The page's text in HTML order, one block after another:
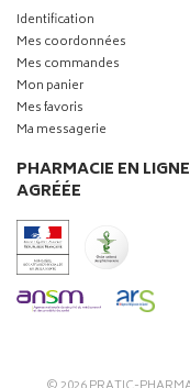
Identification
Mes coordonnées
Mes commandes
Mon panier
Mes favoris
Ma messagerie
PHARMACIE EN LIGNE
AGRÉÉE